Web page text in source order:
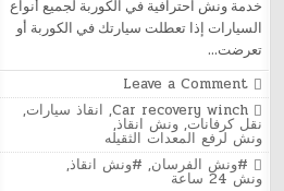
خدمة ونش احترافية في الكوربة لجميع أنواع
السيارات إذا تعطلت سيارتك في الكوربة أو
تعرضت…
Leave a Comment
خدمة
ونش
احترافية
في
الكوربة
لجميع
Posted
in
Car recovery winch
, انقاذ سيارات,
نقل كرفانات,ونش انقاذ,
ونش لرفع المعدات الثقيله
Tagged
#ونش الفرسان, #ونش انقاذ,
ونش 24 ساعة